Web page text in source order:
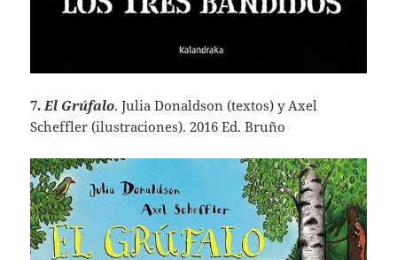
7.El Grúfalo. Julia Donaldson (textos) y Axel
Scheffler (ilustraciones). 2016 Ed. Bruño